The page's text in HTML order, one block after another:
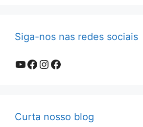
Siga-nos nas redes sociais
Youtube
Facebook
Instagram
Facebook
Curta nosso blog